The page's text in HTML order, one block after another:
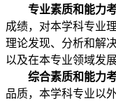
专业素质和能力
成绩，对本学科专业
理论发现、分析和解
以及在本专业领域发
综合素质和能力
品质，本学科专业以